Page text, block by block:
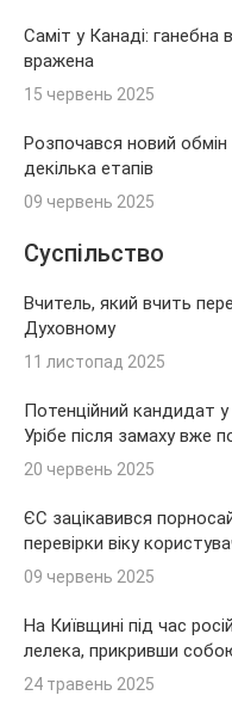
Саміт у Канаді: ганебна
вражена
15 червень 2025
Розпочався новий
декілька етапів
09 червень 2025
Суспільство
Вчитель, який вчить
Духовному
11 листопад 2025
Потенційний кандидат у
Урібе після замаху вже
20 червень 2025
ЄС зацікавився
перевірки віку
09 червень 2025
На Київщині під час
лелека, прикривши
24 травень 2025